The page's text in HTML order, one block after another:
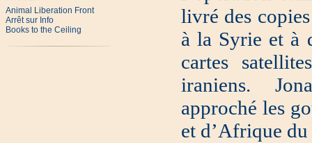
Animal Liberation Front
Arrêt sur Info
Books to the Ceiling
livré des
à la Syrie et à
cartes
iraniens.
approché les
et d’Afrique